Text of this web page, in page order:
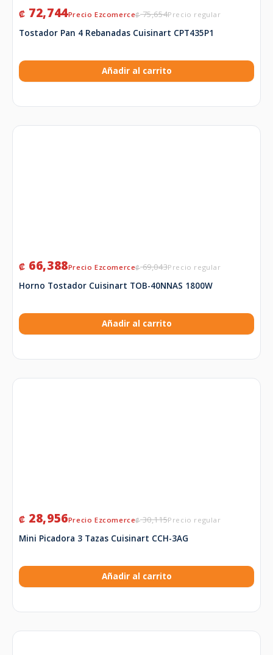
₡75,654
₡ 72,744
Tostador Pan 4 Rebanadas Cuisinart CPT435P1
Añadir al carrito
₡69,043
₡ 66,388
Horno Tostador Cuisinart TOB-40NNAS 1800W
Añadir al carrito
₡30,115
₡ 28,956
Mini Picadora 3 Tazas Cuisinart CCH-3AG
Añadir al carrito